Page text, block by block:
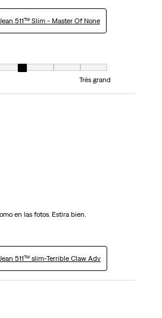
511™ Slim - Master Of None
égal à Très petit et 7 est égal à Très grand
Très grand
en las fotos. Estira bien.
511™ slim-Terrible Claw Adv